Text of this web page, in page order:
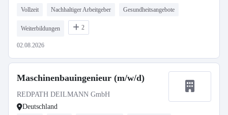
Vollzeit Nachhaltiger Arbeitgeber Gesundheitsangebote
Weiterbildungen 2
02.08.2026
Maschinenbauingenieur (m/w/d)
REDPATH DEILMANN GmbH
Deutschland